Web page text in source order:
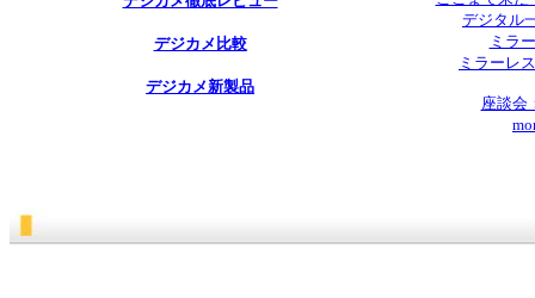
デジカメ比較
デジカメ新製品
デジタル
ミラ
ミラーレ
座談会